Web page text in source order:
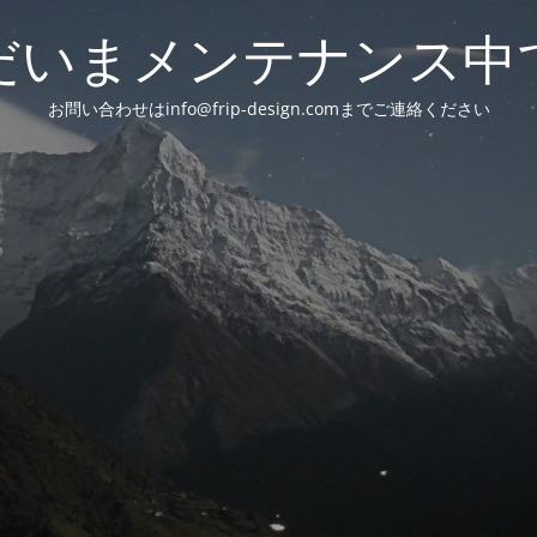
いまメンテナンス中
お問い合わせはinfo@frip-design.comまでご連絡ください